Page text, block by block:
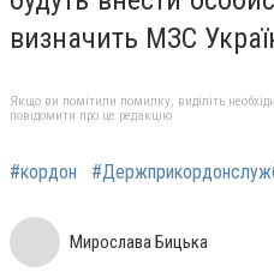
визначить МЗС
Якщо ви помітили помилку, виділіть
повідомити про це редакцію
#кордон
Мирослава Бицька